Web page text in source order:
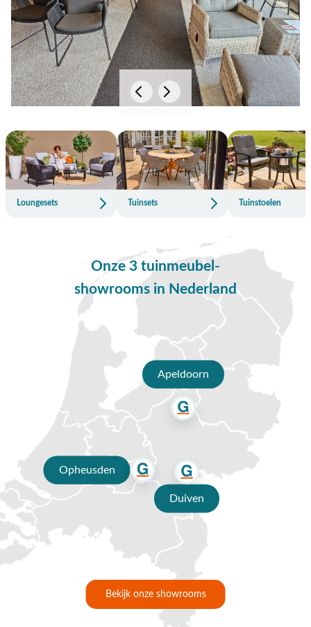
Loungesets Tuinsets Tuinstoelen
Onze 3 tuinmeubel-
showrooms in Nederland
Apeldoorn
Opheusden
Duiven
Bekijk onze showrooms